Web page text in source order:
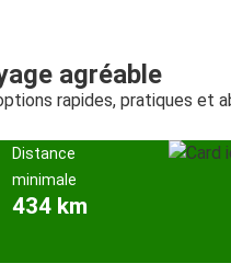
agréable
rapides, pratiques et
Distance
minimale
434 km